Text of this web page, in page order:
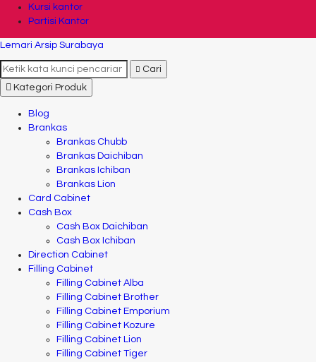
Kursi kantor
Partisi Kantor
Lemari Arsip Surabaya
Cari
Kategori Produk
Blog
Brankas
Brankas Chubb
Brankas Daichiban
Brankas Ichiban
Brankas Lion
Card Cabinet
Cash Box
Cash Box Daichiban
Cash Box Ichiban
Direction Cabinet
Filling Cabinet
Filling Cabinet Alba
Filling Cabinet Brother
Filling Cabinet Emporium
Filling Cabinet Kozure
Filling Cabinet Lion
Filling Cabinet Tiger